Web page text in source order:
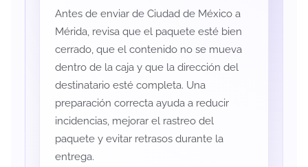
Antes de enviar de Ciudad de México a
Mérida, revisa que el paquete esté bien
cerrado, que el contenido no se mueva
dentro de la caja y que la dirección del
destinatario esté completa. Una
preparación correcta ayuda a reducir
incidencias, mejorar el rastreo del
paquete y evitar retrasos durante la
entrega.